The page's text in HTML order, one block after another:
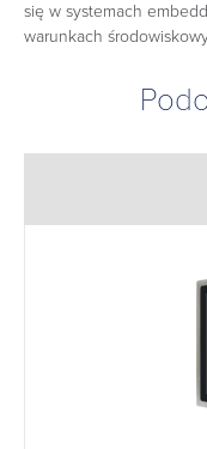
się w systemach
warunkach